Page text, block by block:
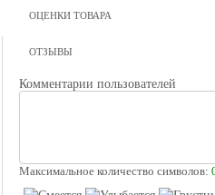
ОЦЕНКИ ТОВАРА
ОТЗЫВЫ
Комментарии пользователей
Максимальное количество символов: